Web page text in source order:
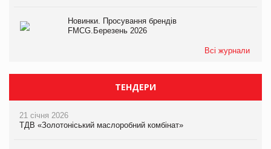
Новинки. Просування брендів
FMCG.Березень 2026
Всі журнали
ТЕНДЕРИ
21 січня 2026
ТДВ «Золотоніський маслоробний комбінат»